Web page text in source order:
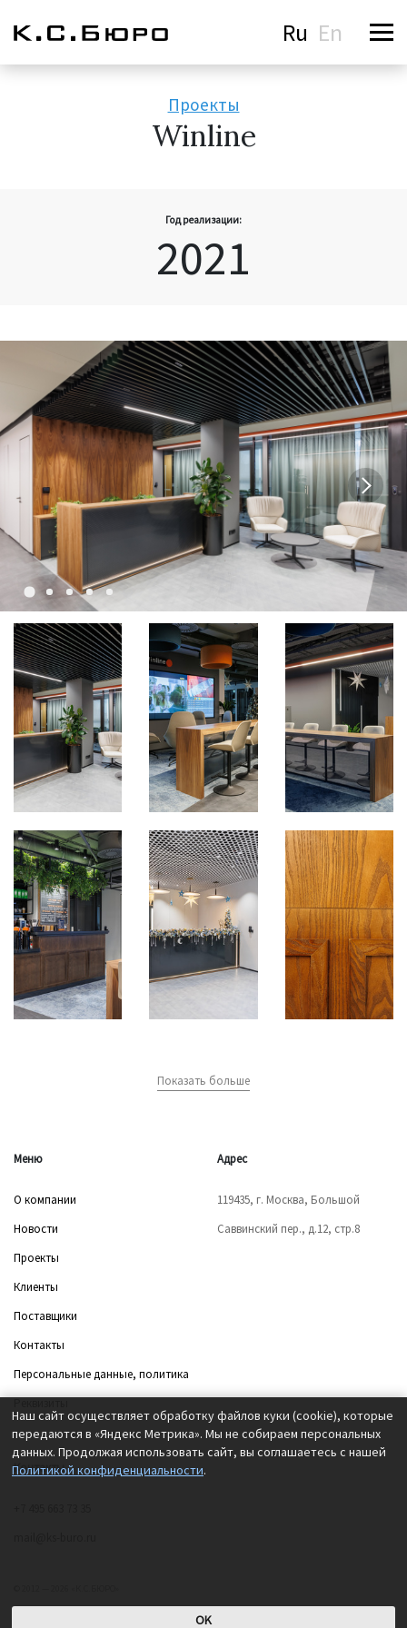
Ru En
Проекты
Winline
Год реализации:
2021
Показать больше
Меню
О компании
Новости
Проекты
Клиенты
Поставщики
Контакты
Персональные данные, политика
Адрес
119435, г. Москва, Большой
Саввинский пер., д.12, стр.8
Контакты
Наш сайт осуществляет обработку файлов куки (cookie), которые
передаются в «Яндекс Метрика». Мы не собираем персональных
данных. Продолжая использовать сайт, вы соглашаетесь с нашей
Политикой конфиденциальности.
OK